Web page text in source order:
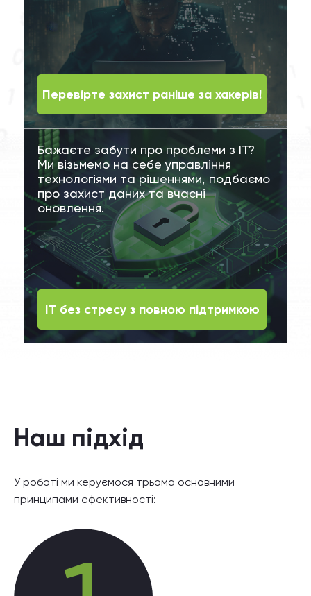
Перевірте захист раніше за хакерів!
Бажаєте забути про проблеми з ІТ?
Ми візьмемо на себе управління
технологіями та рішеннями, подбаємо
про захист даних та вчасні
оновлення.
ІТ без стресу з повною підтримкою
Наш підхід
У роботі ми керуємося трьома основними
принципами ефективності: